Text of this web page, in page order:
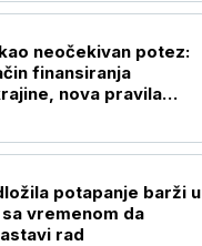
neočekivan potez:
finansiranja
nova pravila
potapanje barži u
vremenom da
rad